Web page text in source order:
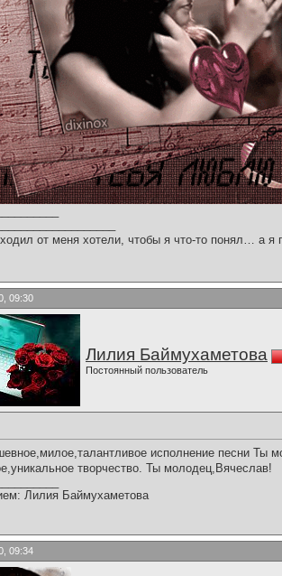
от меня хотели, чтобы я что-то понял… а
09:30
Лилия Баймухаметова
Постоянный пользователь
исполнение песни
творчество. Ты молодец,Вячеслав!
Лилия Баймухаметова
09:34